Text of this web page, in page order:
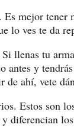
Es mejor
lo ves te da
llenas tu
antes y
ahí, vete
Estos son